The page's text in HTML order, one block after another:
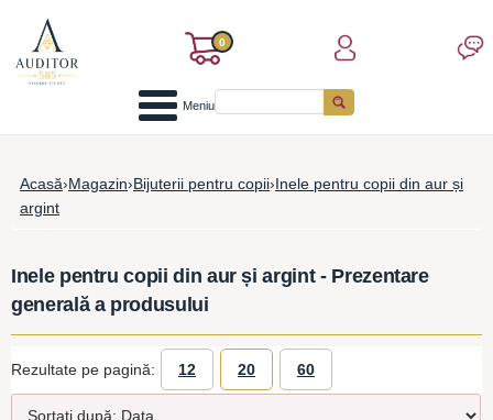
0
Meniu
Acasă›Magazin›Bijuterii pentru copii›Inele pentru copii din aur și
argint
Inele pentru copii din aur și argint - Prezentare
generală a produsului
Rezultate pe pagină: 12 20 60